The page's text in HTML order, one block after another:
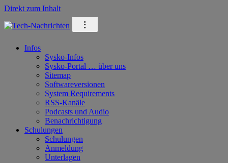
Direkt zum Inhalt
⁝
Infos
Sysko-Infos
Sysko-Portal … über uns
Sitemap
Softwareversionen
System Requirements
RSS-Kanäle
Podcasts und Audio
Benachrichtigung
Schulungen
Schulungen
Anmeldung
Unterlagen